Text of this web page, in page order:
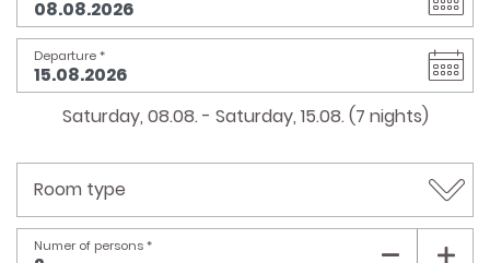
WATER SPORTS
GOLF
TRAILRUNNING
ACHENSEECARD
ALTERNATIVE
ACTIVITIES
Departure*
Saturday, 08.08.- Saturday, 15.08.(7 nights)
Room type
Numer of persons*